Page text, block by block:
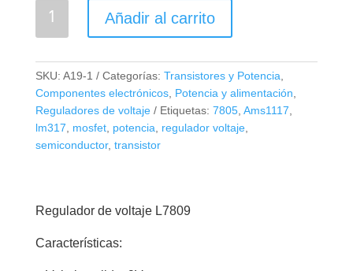
L7809
cantidad
Añadir al carrito
SKU: A19-1 Categorías: Transistores y Potencia,
Componentes electrónicos, Potencia y alimentación,
Reguladores de voltaje
Etiquetas: 7805, Ams1117,
lm317, mosfet, potencia, regulador voltaje,
semiconductor, transistor
Regulador de voltaje L7809
Características: